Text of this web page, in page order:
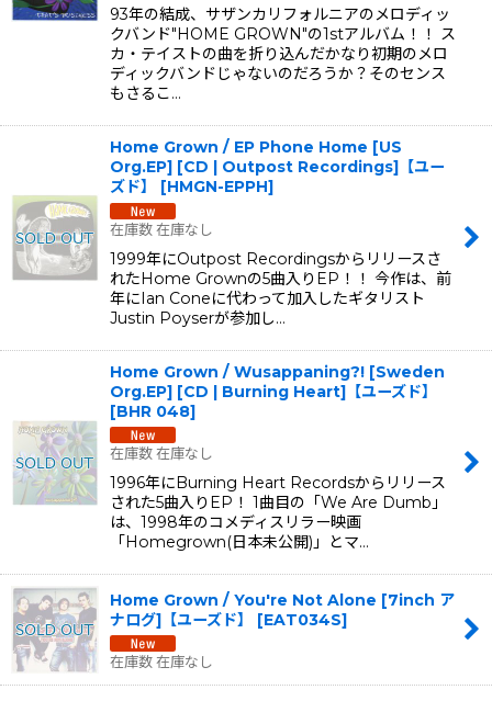
93年の結成、サザンカリフォルニアのメロディッ
クバンド"HOME GROWN"の1stアルバム！！ ス
カ・テイストの曲を折り込んだかなり初期のメロ
ディックバンドじゃないのだろうか？そのセンス
もさるこ…
Home Grown / EP Phone Home [US
Org.EP] [CD | Outpost Recordings]【ユー
ズド】
[HMGN-EPPH]
在庫数 在庫なし
1999年にOutpost Recordingsからリリースさ
れたHome Grownの5曲入りEP！！ 今作は、前
年にIan Coneに代わって加入したギタリスト
Justin Poyserが参加し…
Home Grown / Wusappaning?! [Sweden
Org.EP] [CD | Burning Heart]【ユーズド】
[BHR 048]
在庫数 在庫なし
1996年にBurning Heart Recordsからリリース
された5曲入りEP！ 1曲目の「We Are Dumb」
は、1998年のコメディスリラー映画
「Homegrown(日本未公開)」とマ…
Home Grown / You're Not Alone [7inch ア
ナログ]【ユーズド】
[EAT034S]
在庫数 在庫なし